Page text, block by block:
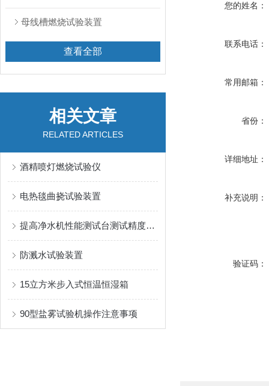
母线槽燃烧试验装置
查看全部
相关文章
RELATED ARTICLES
酒精喷灯燃烧试验仪
电热毯曲挠试验装置
提高净水机性能测试台测试精度的技巧
防溅水试验装置
15立方米步入式恒温恒湿箱
90型盐雾试验机操作注意事项
您的姓名：
联系电话：
常用邮箱：
省份：
详细地址：
补充说明：
验证码：